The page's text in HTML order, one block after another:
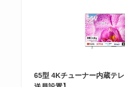
65型 4Kチューナー内蔵テ